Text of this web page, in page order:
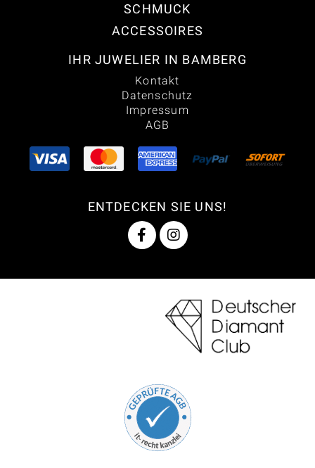
SCHMUCK
ACCESSOIRES
IHR JUWELIER IN BAMBERG
Kontakt
Datenschutz
Impressum
AGB
ENTDECKEN SIE UNS!